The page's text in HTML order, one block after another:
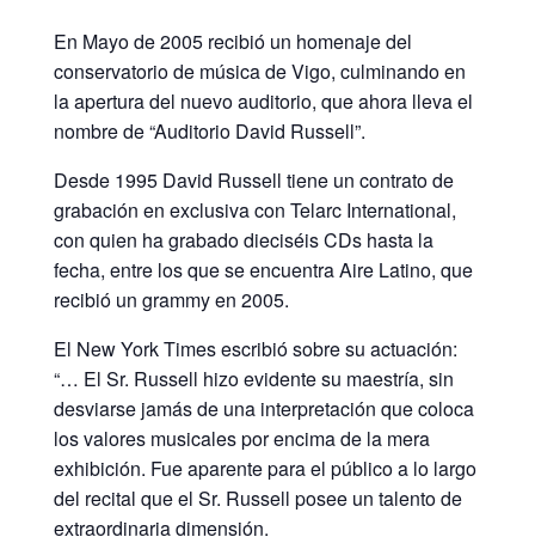
En Mayo de 2005 recibió un homenaje del
conservatorio de música de Vigo, culminando en
la apertura del nuevo auditorio, que ahora lleva el
nombre de “Auditorio David Russell”.
Desde 1995 David Russell tiene un contrato de
grabación en exclusiva con Telarc International,
con quien ha grabado dieciséis CDs hasta la
fecha, entre los que se encuentra Aire Latino, que
recibió un grammy en 2005.
El New York Times escribió sobre su actuación:
“… El Sr. Russell hizo evidente su maestría, sin
desviarse jamás de una interpretación que coloca
los valores musicales por encima de la mera
exhibición. Fue aparente para el público a lo largo
del recital que el Sr. Russell posee un talento de
extraordinaria dimensión.